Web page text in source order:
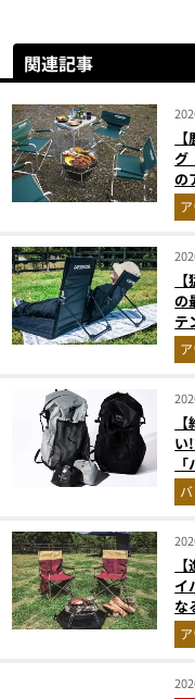
関連記事
グ
の
る
の
テ
い
イ
な